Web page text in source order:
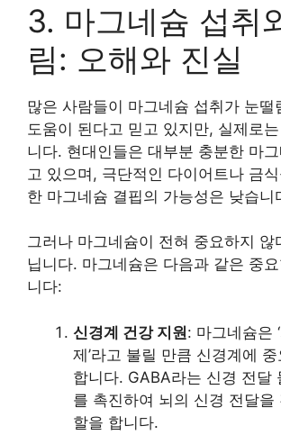
3. 마그네슘 섭취
림: 오해와 진실
많은 사람들이 마그네슘 섭취가 눈떨
도움이 된다고 믿고 있지만, 실제로
니다. 현대인들은 대부분 충분한 마
고 있으며, 극단적인 다이어트나 금
한 마그네슘 결핍의 가능성은 낮습니
그러나 마그네슘이 전혀 중요하지 않
닙니다. 마그네슘은 다음과 같은 중
니다:
신경계 건강 지원: 마그네슘은
제’라고 불릴 만큼 신경계에
합니다. GABA라는 신경 전달
를 촉진하여 뇌의 신경 전달을
할을 합니다.